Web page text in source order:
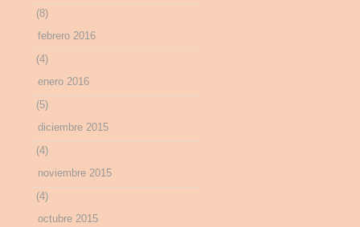
(8)
febrero 2016
(4)
enero 2016
(5)
diciembre 2015
(4)
noviembre 2015
(4)
octubre 2015